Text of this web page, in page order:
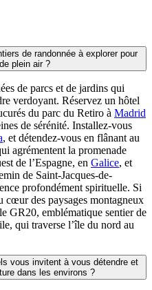
de randonnée à explorer pour
plein air ?
de parcs et de jardins qui
verdoyant. Réservez un hôtel
du parc du Retiro à Madrid
de sérénité. Installez-vous
, et détendez-vous en flânant au
agrémentent la promenade
de l’Espagne, en Galice, et
de Saint-Jacques-de-
profondément spirituelle. Si
cœur des paysages montagneux
GR20, emblématique sentier de
qui traverse l’île du nord au
vous invitent à vous détendre et
dans les environs ?